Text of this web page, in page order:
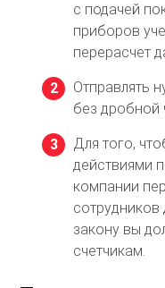
с подачей
приборов
перерасчет
Отправлять
без дробной
Для того,
действиями
компании
сотрудников
закону вы
счетчикам.